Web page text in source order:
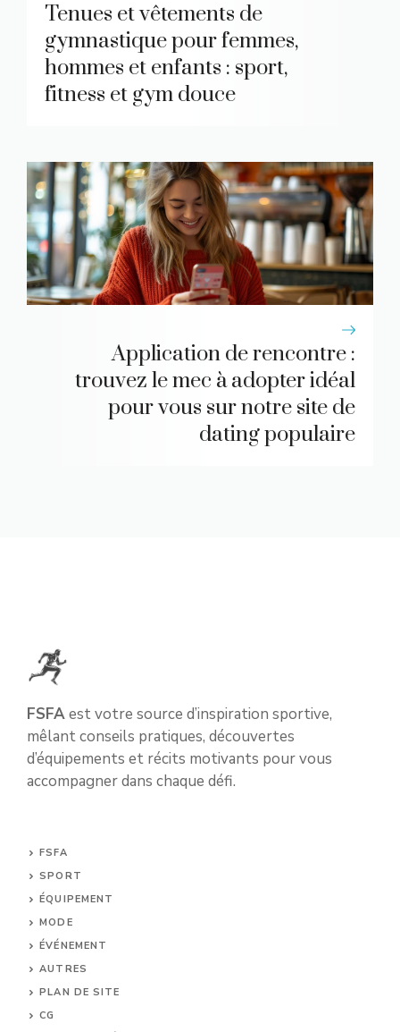
Tenues et vêtements de
gymnastique pour femmes,
hommes et enfants : sport,
fitness et gym douce
Application de rencontre :
trouvez le mec à adopter idéal
pour vous sur notre site de
dating populaire
FSFAest votre source d’inspiration sportive,
mêlant conseils pratiques, découvertes
d’équipements et récits motivants pour vous
accompagner dans chaque défi.
FSFA
SPORT
ÉQUIPEMENT
MODE
ÉVÉNEMENT
AUTRES
PLAN DE SITE
CG